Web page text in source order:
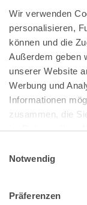
Wir verwenden
personalisieren,
können und die
Außerdem geben
unserer Website
Werbung und
Informationen
zusammen, die
im Rahmen Ihrer
Impressum
Notwendig
Präferenzen
53113 Bonn
Impressum|